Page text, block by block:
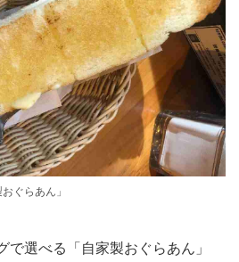
ぐらあん」
で選べる「自家製おぐらあん」